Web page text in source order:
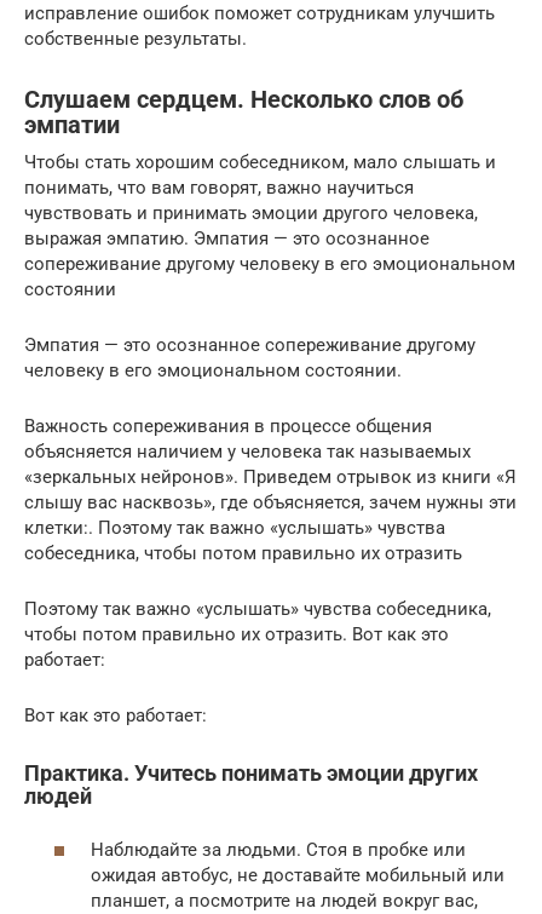
исправление ошибок поможет сотрудникам улучшить
собственные результаты.
Слушаем сердцем. Несколько слов об
эмпатии
Чтобы стать хорошим собеседником, мало слышать и
понимать, что вам говорят, важно научиться
чувствовать и принимать эмоции другого человека,
выражая эмпатию. Эмпатия — это осознанное
сопереживание другому человеку в его эмоциональном
состоянии
Эмпатия — это осознанное сопереживание другому
человеку в его эмоциональном состоянии.
Важность сопереживания в процессе общения
объясняется наличием у человека так называемых
«зеркальных нейронов». Приведем отрывок из книги «Я
слышу вас насквозь», где объясняется, зачем нужны эти
клетки:. Поэтому так важно «услышать» чувства
собеседника, чтобы потом правильно их отразить
Поэтому так важно «услышать» чувства собеседника,
чтобы потом правильно их отразить. Вот как это
работает:
Вот как это работает:
Практика. Учитесь понимать эмоции других
людей
Наблюдайте за людьми. Стоя в пробке или
ожидая автобус, не доставайте мобильный или
планшет, а посмотрите на людей вокруг вас,